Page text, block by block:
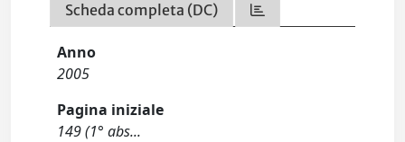
Scheda completa (DC)
Anno
2005
Pagina iniziale
149 (1° abs...